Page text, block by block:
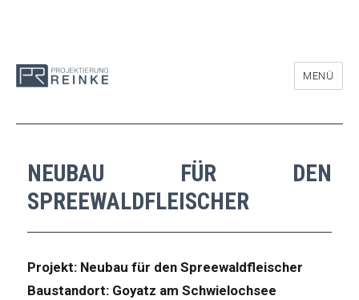
MENÜ
NEUBAU FÜR DEN
SPREEWALDFLEISCHER
Projekt: Neubau für den Spreewaldfleischer
Baustandort: Goyatz am Schwielochsee